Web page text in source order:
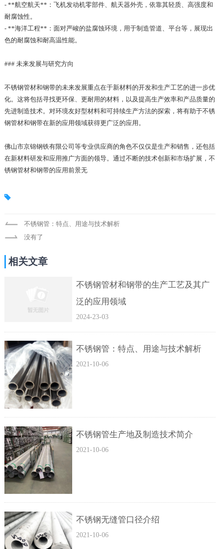
- **航空航天**：飞机发动机零部件、航天器外壳，依靠其轻质、高强度和
耐腐蚀性。
- **海洋工程**：面对严峻的盐腐蚀环境，用于制造管道、平台等，展现出
色的耐腐蚀和耐高温性能。
### 未来发展与研究方向
不锈钢管材和钢带的未来发展重点在于新材料的开发和生产工艺的进一步优
化。这将包括寻找更环保、更耐用的材料，以及提高生产效率和产品质量的
先进制造技术。对环境友好型材料和可持续生产方法的探索，将有助于不锈
钢管材和钢带在新的应用领域获得更广泛的应用。
佛山市京锦钢铁有限公司等专业供应商的角色不仅仅是生产和销售，还包括
在新材料研发和应用推广方面的领导。通过不断的技术创新和市场扩展，不
锈钢管材和钢带的应用前景无
不锈钢管：特点、用途与技术解析
没有了
相关文章
不锈钢管材和钢带的生产工艺及其广
泛的应用领域
2024-23-03
不锈钢管：特点、用途与技术解析
2021-10-06
不锈钢管生产地及制造技术简介
2021-10-06
不锈钢无缝管口径介绍
2021-10-06